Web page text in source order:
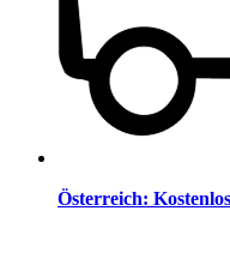
Österreich: